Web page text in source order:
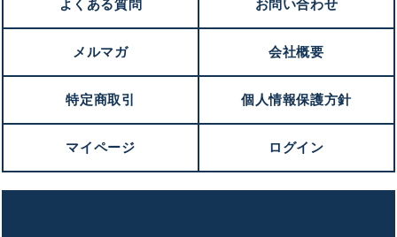
よくある質問 お問い合わせ
メルマガ 会社概要
特定商取引 個人情報保護方針
マイページ ログイン